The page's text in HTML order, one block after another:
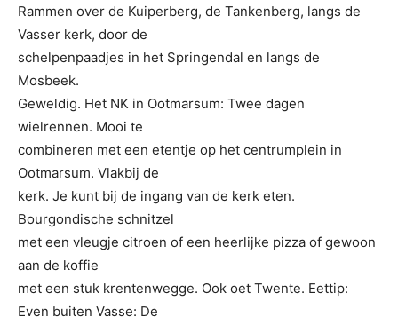
Rammen over de Kuiperberg, de Tankenberg, langs de
Vasser kerk, door de
schelpenpaadjes in het Springendal en langs de
Mosbeek.
Geweldig. Het NK in Ootmarsum: Twee dagen
wielrennen. Mooi te
combineren met een etentje op het centrumplein in
Ootmarsum. Vlakbij de
kerk. Je kunt bij de ingang van de kerk eten.
Bourgondische schnitzel
met een vleugje citroen of een heerlijke pizza of gewoon
aan de koffie
met een stuk krentenwegge. Ook oet Twente. Eettip:
Even buiten Vasse: De